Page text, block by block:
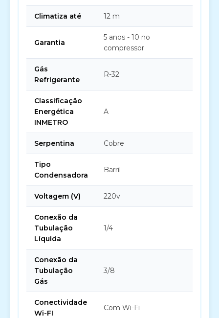
Climatiza até 12 m
Garantia
5 anos - 10 no
compressor
Gás
Refrigerante
R-32
Classificação
Energética
INMETRO
A
Serpentina Cobre
Tipo
Condensadora
Barril
Voltagem (V) 220v
Conexão da
Tubulação
Líquida
1/4
Conexão da
Tubulação
Gás
3/8
Conectividade
Wi-FI
Com Wi-Fi